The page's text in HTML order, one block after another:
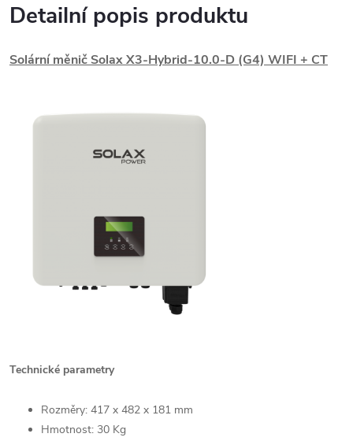
Detailní popis produktu
Solární měnič Solax X3-Hybrid-10.0-D (G4) WIFI + CT
Technické parametry
Rozměry: 417 x 482 x 181 mm
Hmotnost: 30 Kg